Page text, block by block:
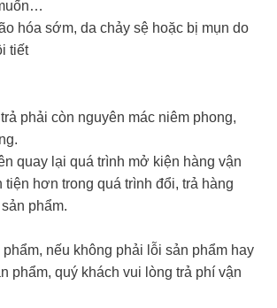
hóa sớm, da chảy sệ hoặc bị mụn do
tiết
phải còn nguyên mác niêm phong,
quay lại quá trình mở kiện hàng vận
tiện hơn trong quá trình đổi, trả hàng
phẩm.
nếu không phải lỗi sản phẩm hay
phẩm, quý khách vui lòng trả phí vận